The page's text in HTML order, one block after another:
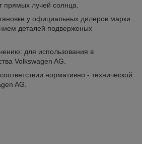
лучей солнца.
у официальных дилеров марки
деталей подверженых
для использования в
Volkswagen AG.
нормативно - технической
AG.